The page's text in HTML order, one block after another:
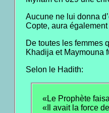
Aucune ne lui donna
Copte, aura
De toutes les femmes
Khadija et Maymouna
Selon le Hadith:
«Le Prophète
«Il avait la force